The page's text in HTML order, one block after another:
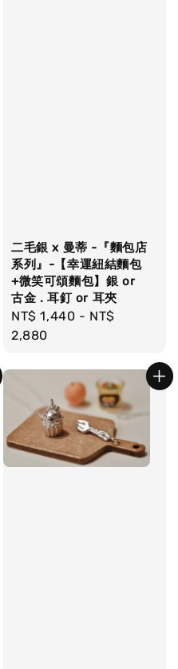
二毛銀 x 曼蒂 -『麵包店
系列』-【幸運紐結麵包
+微笑可頌麵包】銀 or
古金 . 耳釘 or 耳夾
Regular
price
NT$ 1,440 - NT$
2,880